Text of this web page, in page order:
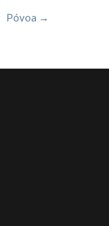
Póvoa →